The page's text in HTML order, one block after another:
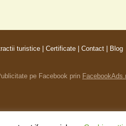
turistice| Certificate| Contact| Blog
pe Facebook prin